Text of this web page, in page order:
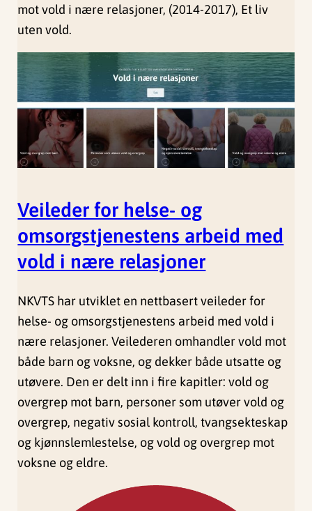
mot vold i nære relasjoner, (2014-2017), Et liv
uten vold.
Veileder for helse- og
omsorgstjenestens arbeid med
vold i nære relasjoner
NKVTS har utviklet en nettbasert veileder for
helse- og omsorgstjenestens arbeid med vold i
nære relasjoner. Veilederen omhandler vold mot
både barn og voksne, og dekker både utsatte og
utøvere. Den er delt inn i fire kapitler: vold og
overgrep mot barn, personer som utøver vold og
overgrep, negativ sosial kontroll, tvangsekteskap
og kjønnslemlestelse, og vold og overgrep mot
voksne og eldre.